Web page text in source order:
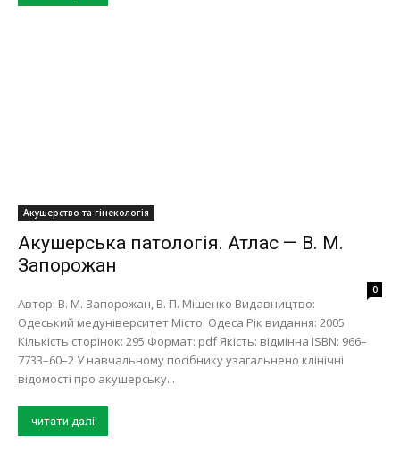
Акушерство та гінекологія
Акушерська патологія. Атлас — В. М.
Запорожан
0
Автор: В. М. Запорожан, В. П. Міщенко Видавництво:
Одеський медуніверситет Місто: Одеса Рік видання: 2005
Кількість сторінок: 295 Формат: pdf Якість: відмінна ISBN: 966–
7733–60–2 У навчальному посiбнику узагальнено клiнiчнi
вiдомостi про акушерську...
читати далі